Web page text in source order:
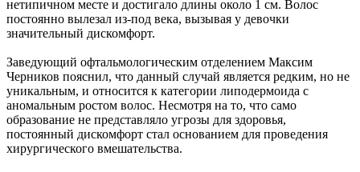
нетипичном месте и достигало длины около 1 см. Волос
постоянно вылезал из-под века, вызывая у девочки
значительный дискомфорт.
Заведующий офтальмологическим отделением Максим
Черников пояснил, что данный случай является редким, но не
уникальным, и относится к категории липодермоида с
аномальным ростом волос. Несмотря на то, что само
образование не представляло угрозы для здоровья,
постоянный дискомфорт стал основанием для проведения
хирургического вмешательства.